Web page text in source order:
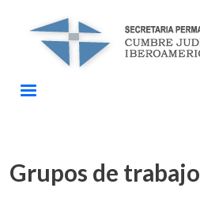
Grupos de trabajo